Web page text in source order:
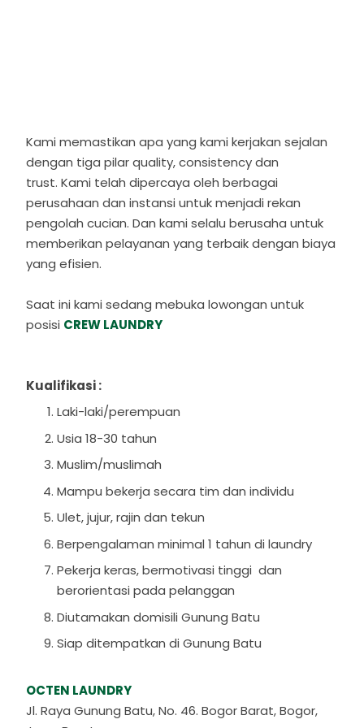
Kami memastikan apa yang kami kerjakan sejalan
dengan tiga pilar quality, consistency dan
trust.Kami telah dipercaya oleh berbagai
perusahaan dan instansi untuk menjadi rekan
pengolah cucian. Dan kami selalu berusaha untuk
memberikan pelayanan yang terbaik dengan biaya
yang efisien.
Saat ini kami sedang mebuka lowongan untuk
posisi CREW LAUNDRY
Kualifikasi :
Laki-laki/perempuan
Usia 18-30 tahun
Muslim/muslimah
Mampu bekerja secara tim dan individu
Ulet, jujur, rajin dan tekun
Berpengalaman minimal 1 tahun di laundry
Pekerja keras, bermotivasi tinggi dan
berorientasi pada pelanggan
Diutamakan domisili Gunung Batu
Siap ditempatkan di Gunung Batu
OCTEN LAUNDRY
Jl. Raya Gunung Batu, No. 46. Bogor Barat, Bogor,